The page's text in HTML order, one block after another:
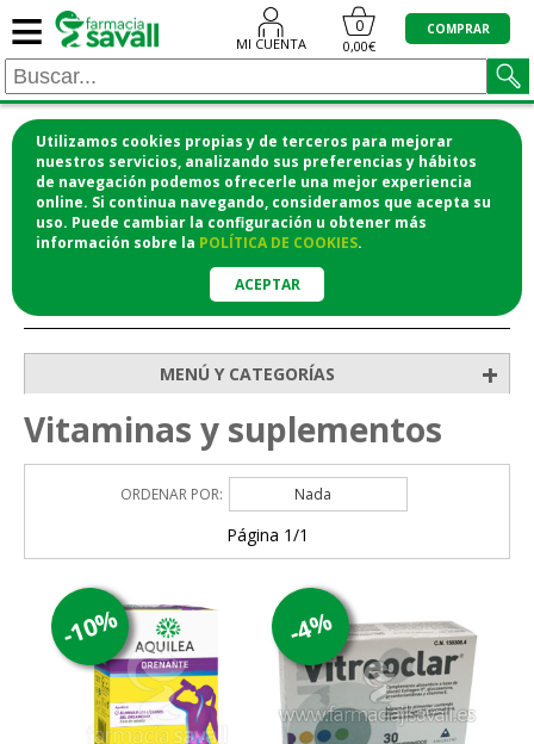
Utilizamos cookies propias y de terceros para mejorar
nuestros servicios, analizando sus preferencias y hábitos
de navegación podemos ofrecerle una mejor experiencia
online. Si continua navegando, consideramos que acepta su
uso. Puede cambiar la configuración u obtener más
información sobre la POLÍTICA DE COOKIES.
ACEPTAR
≡ MI CUENTA
0
0,00€
COMPRAR
¡COMPRA CÓMODAMENTE DESDE CASA Y RECOGE
EN LA FARMACIA!
o si lo prefieres te lo mandamos a casa
Vitaminas y suplementos
MENÚ Y CATEGORÍAS +
Vitaminas y suplementos
ORDENAR POR: Nada
Página 1/1
-10% -4%